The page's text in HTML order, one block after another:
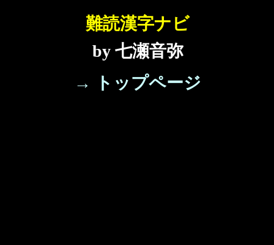
難読漢字ナビ
by 七瀬音弥
→ トップページ